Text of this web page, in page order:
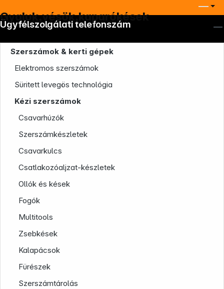
Gyaluk,vésök,kaparókések
Szerszámok & kerti gépek
Elektromos szerszámok
Süritett levegös technológia
Kézi szerszámok
Csavarhúzók
Szerszámkészletek
Csavarkulcs
Csatlakozóaljzat-készletek
Ollók és kések
Fogók
Multitools
Zsebkések
Kalapácsok
Fürészek
Szerszámtárolás
Ügyfélszolgálati telefonszám